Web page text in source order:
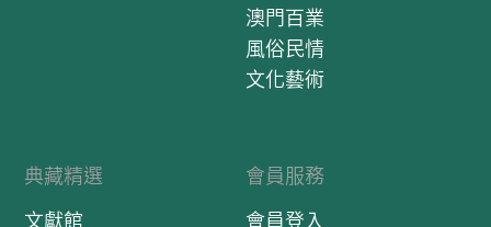
澳門百業
風俗民情
文化藝術
典藏精選
文獻館
會員服務
會員登入